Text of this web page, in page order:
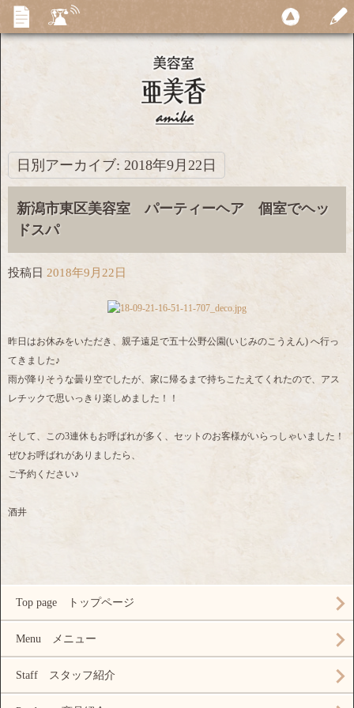
日別アーカイブ: 2018年9月22日
新潟市東区美容室 パーティーヘア 個室でヘッ
ドスパ
投稿日 2018年9月22日
昨日はお休みをいただき、親子遠足で五十公野公園(いじみのこうえん) へ行っ
てきました♪
雨が降りそうな曇り空でしたが、家に帰るまで持ちこたえてくれたので、アス
レチックで思いっきり楽しめました！！
そして、この3連休もお呼ばれが多く、セットのお客様がいらっしゃいました！
ぜひお呼ばれがありましたら、
ご予約ください♪
酒井
Top page トップページ
Menu メニュー
Staff スタッフ紹介